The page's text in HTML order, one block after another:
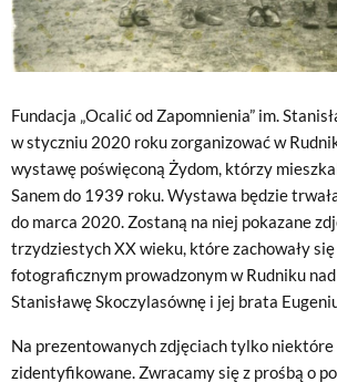
Fundacja „Ocalić od Zapomnienia” im.
w styczniu 2020 roku zorganizować w
wystawę poświęconą Żydom, którzy
Sanem do 1939 roku. Wystawa będzie
do marca 2020. Zostaną na niej pokazane
trzydziestych XX wieku, które zachowały
fotograficznym prowadzonym w Rudniku
Stanisławę Skoczylasównę i jej brata
Na prezentowanych zdjęciach tylko niektóre
zidentyfikowane. Zwracamy się z prośbą o